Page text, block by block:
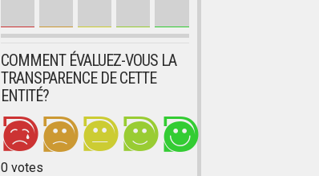
COMMENT ÉVALUEZ-VOUS LA
TRANSPARENCE DE CETTE
ENTITÉ?
0votes